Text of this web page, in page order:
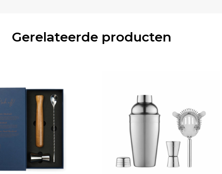
Gerelateerde producten